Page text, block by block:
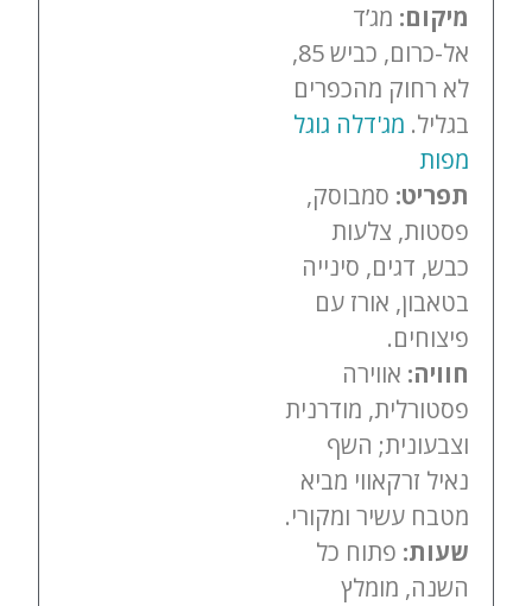
מיקום: מג’ד
אל-כרום, כביש 85,
לא רחוק מהכפרים
בגליל. מג'דלה גוגל
מפות
תפריט: סמבוסק,
פסטות, צלעות
כבש, דגים, סינייה
בטאבון, אורז עם
פיצוחים.
חוויה: אווירה
פסטורלית, מודרנית
וצבעונית; השף
נאיל זרקאווי מביא
מטבח עשיר ומקורי.
שעות: פתוח כל
השנה, מומלץ